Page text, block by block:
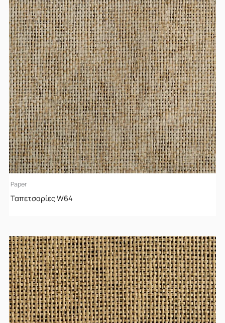
Paper
Ταπετσαρίες W64